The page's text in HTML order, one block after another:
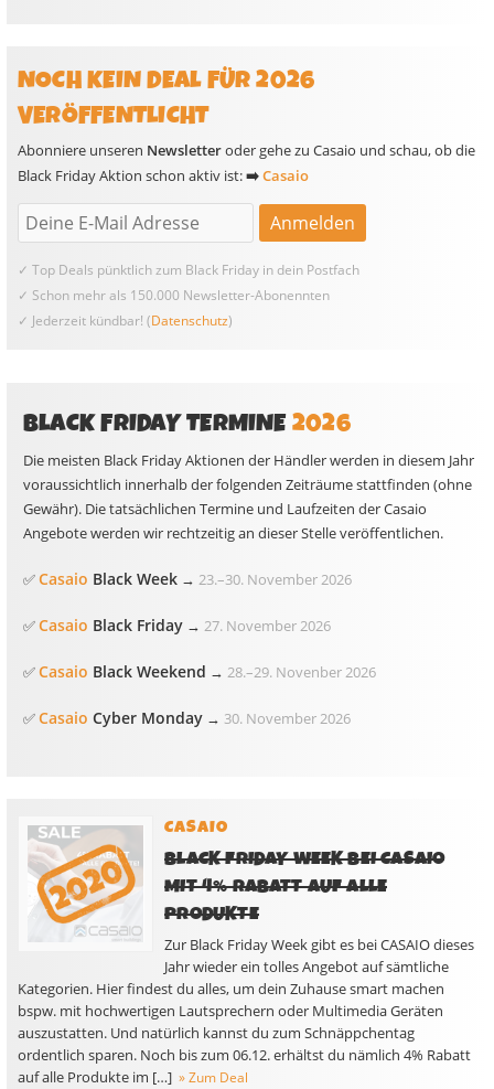
NOCH KEIN DEAL FÜR 2026
VERÖFFENTLICHT
Abonniere unseren Newsletteroder gehe zu Casaio und schau, ob die
Black Friday Aktion schon aktiv ist:➡️Casaio
✓ Top Deals pünktlich zum Black Friday in dein Postfach
✓ Schon mehr als 150.000 Newsletter-Abonennten
✓ Jederzeit kündbar! (Datenschutz)
BLACK FRIDAY TERMINE2026
Die meisten Black Friday Aktionen der Händler werden in diesem Jahr
voraussichtlich innerhalb der folgenden Zeiträume stattfinden (ohne
Gewähr). Die tatsächlichen Termine und Laufzeiten der Casaio
Angebote werden wir rechtzeitig an dieser Stelle veröffentlichen.
✅Casaio Black Week → 23.–30. November 2026
✅Casaio Black Friday → 27. November 2026
✅Casaio Black Weekend → 28.–29. Novenber 2026
✅Casaio Cyber Monday → 30. November 2026
CASAIO
BLACK FRIDAY WEEK BEI CASAIO
MIT 4% RABATT AUF ALLE
PRODUKTE
Zur Black Friday Week gibt es bei CASAIO dieses
Jahr wieder ein tolles Angebot auf sämtliche
Kategorien. Hier findest du alles, um dein Zuhause smart machen
bspw. mit hochwertigen Lautsprechern oder Multimedia Geräten
auszustatten. Und natürlich kannst du zum Schnäppchentag
ordentlich sparen. Noch bis zum 06.12. erhältst du nämlich 4% Rabatt
auf alle Produkte im […] » Zum Deal